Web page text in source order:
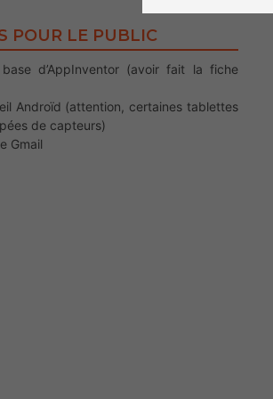
POUR LE PUBLIC
d’AppInventor (avoir fait la fiche
Androïd (attention, certaines tablettes
de capteurs)
Gmail